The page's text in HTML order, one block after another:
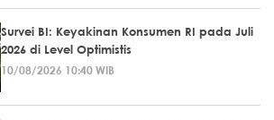
Survei BI: Keyakinan Konsumen RI pada Juli
2026 di Level Optimistis
10/08/2026 10:40 WIB